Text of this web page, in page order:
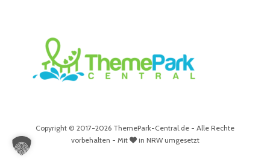
Copyright © 2017-2026 ThemePark-Central.de - Alle Rechte
vorbehalten - Mit
in NRW umgesetzt